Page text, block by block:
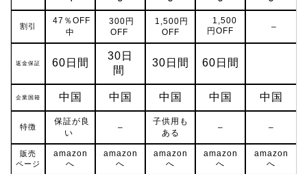
割引
47％OFF
中
300円
OFF
1,500円
OFF
1,500
円OFF
–
返金保証 60日間
30日
間
30日間 60日間
企業国籍 中国 中国 中国 中国 中国
特徴
保証が良
い
–
子供用も
ある
– –
販売
ページ
amazon
へ
amazon
へ
amazon
へ
amazon
へ
amazon
へ